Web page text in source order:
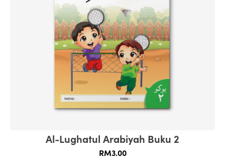
Al-Lughatul Arabiyah Buku 2
RM3.00